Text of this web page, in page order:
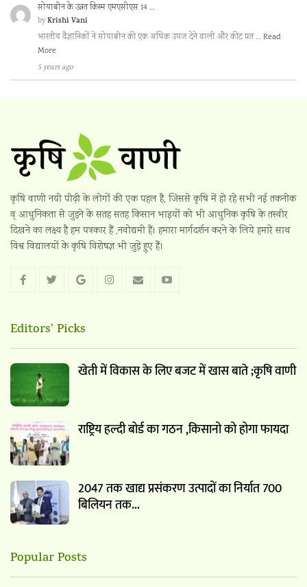
सोयाबीन के उन्नत किस्म एमएसीएस 14 …
byKrishi Vani
भारतीय वैज्ञानिकों ने सोयाबीन की एक अधिक उपज देने वाली और कीट प्रत … Read
More
5 years ago
कृषि वाणी नयी पीढ़ी के लोगों की एक पहल है, जिससे कृषि में हो रहे सभी नई तकनीक
व् आधुनिकता से जुड़ने के सतह सतह किसान भाइयों को भी आधुनिक कृषि के तस्वीर
दिखने का लक्ष्य है हम पत्रकार हैं ,नवोद्यमी हैं। हमारा मार्गदर्शन करने के लिये हमारे साथ
विश्व विद्यालयों के कृषि विशेषज्ञ भी जुड़े हुए हैं।
Editors' Picks
खेती में विकास के लिए बजट में खास बाते ;कृषि वाणी
राष्ट्रिय हल्दी बोर्ड का गठन ,किसानो को होगा फायदा
2047 तक खाद्य प्रसंकरण उत्पादों का निर्यात 700
बिलियन तक…
Popular Posts